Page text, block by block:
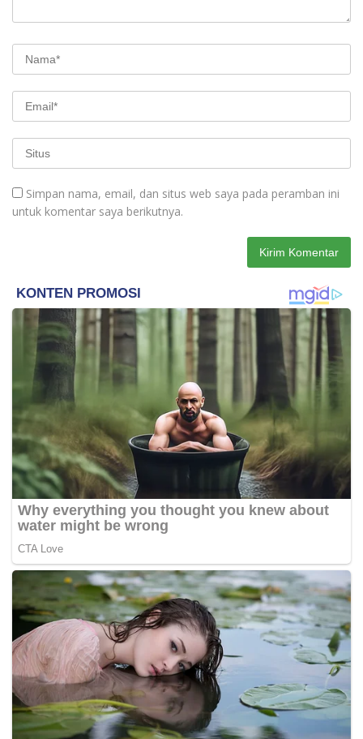
Simpan nama, email, dan situs web saya pada peramban ini
untuk komentar saya berikutnya.